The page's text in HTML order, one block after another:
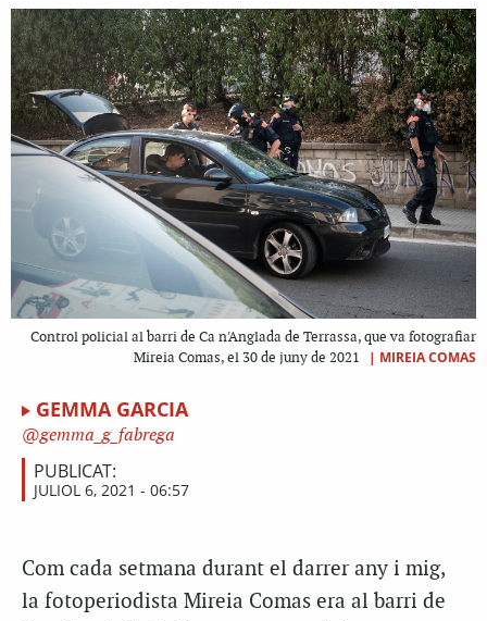
Control policial al barri de Ca n'Anglada de Terrassa, que va fotografiar
Mireia Comas, el 30 de juny de 2021
| MIREIA COMAS
GEMMA GARCIA
gemma_g_fabrega
PUBLICAT:
JULIOL 6, 2021 - 06:57
Com cada setmana durant el darrer any i mig,
la fotoperiodista Mireia Comas era al barri de